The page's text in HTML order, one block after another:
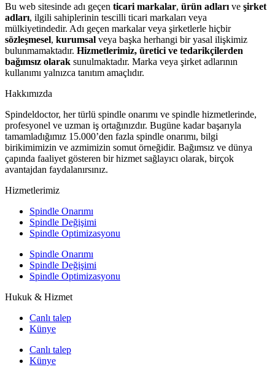
Bu web sitesinde adı geçen ticari markalar, ürün adları ve şirket
adları, ilgili sahiplerinin tescilli ticari markaları veya
mülkiyetindedir. Adı geçen markalar veya şirketlerle hiçbir
sözleşmesel, kurumsal veya başka herhangi bir yasal ilişkimiz
bulunmamaktadır. Hizmetlerimiz, üretici ve tedarikçilerden
bağımsız olarak sunulmaktadır. Marka veya şirket adlarının
kullanımı yalnızca tanıtım amaçlıdır.
Hakkımızda
Spindeldoctor, her türlü spindle onarımı ve spindle hizmetlerinde,
profesyonel ve uzman iş ortağınızdır. Bugüne kadar başarıyla
tamamladığımız 15.000’den fazla spindle onarımı, bilgi
birikimimizin ve azmimizin somut örneğidir. Bağımsız ve dünya
çapında faaliyet gösteren bir hizmet sağlayıcı olarak, birçok
avantajdan faydalanırsınız.
Hizmetlerimiz
Spindle Onarımı
Spindle Değişimi
Spindle Optimizasyonu
Spindle Onarımı
Spindle Değişimi
Spindle Optimizasyonu
Hukuk & Hizmet
Canlı talep
Künye
Canlı talep
Künye